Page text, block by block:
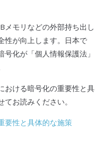
メモリなどの外部持ち出し
性が向上します。日本で
号化が 「個人情報保護法 」
おける暗号化の重要性と具
お読みください。
要性と具体的な施策